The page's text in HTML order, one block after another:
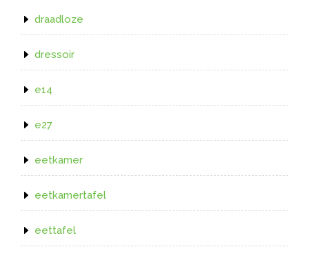
draadloze
dressoir
e14
e27
eetkamer
eetkamertafel
eettafel